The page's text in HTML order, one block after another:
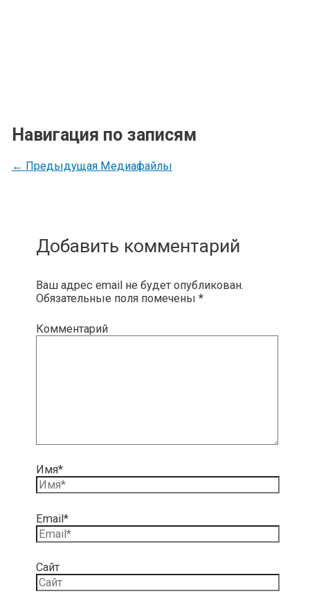
Навигация по записям
← Предыдущая Медиафайлы
Добавить комментарий
Ваш адрес email не будет опубликован.
Обязательные поля помечены *
Комментарий
Имя*
Email*
Сайт